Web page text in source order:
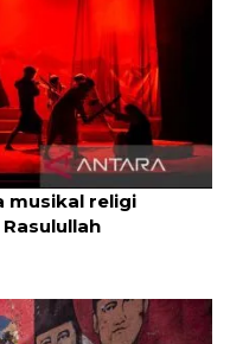
musikal religi